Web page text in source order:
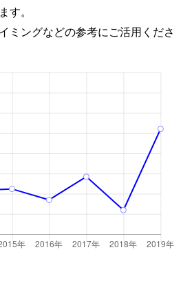
す。
ミングなどの参考にご活用くださ